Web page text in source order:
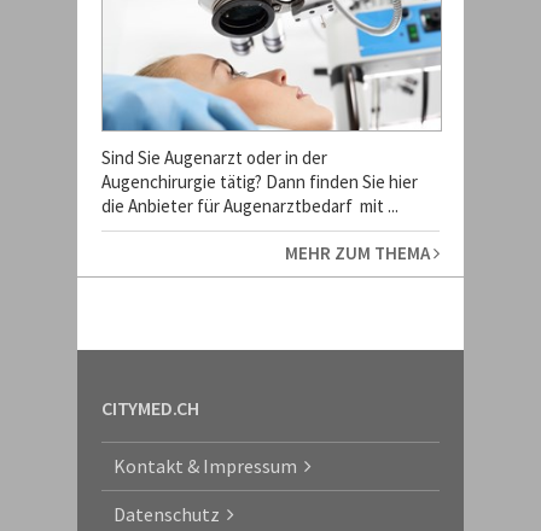
Sind Sie Augenarzt oder in der
Augenchirurgie tätig? Dann finden Sie hier
die Anbieter für Augenarztbedarf mit ...
MEHR ZUM THEMA
CITYMED.CH
Kontakt & Impressum
Datenschutz